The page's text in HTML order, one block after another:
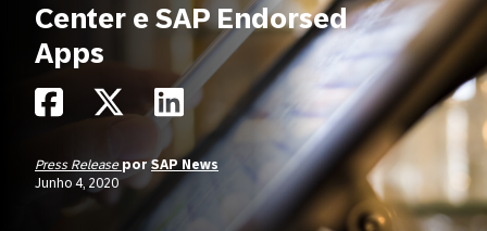
Center e SAP Endorsed
Apps
Press Release porSAP News
Junho 4, 2020